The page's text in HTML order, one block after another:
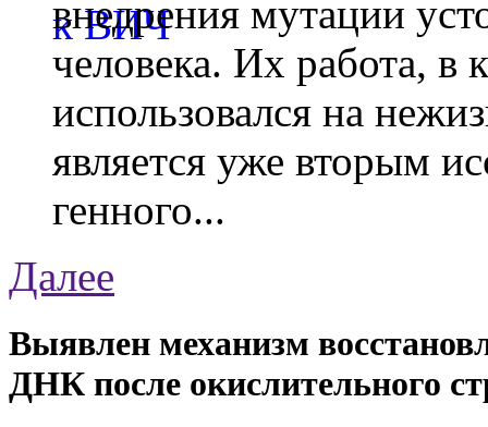
внедрения мутации
человека. Их работа, в
использовался на
является уже вторым
генного...
Далее
Выявлен механизм
ДНК после окислительного